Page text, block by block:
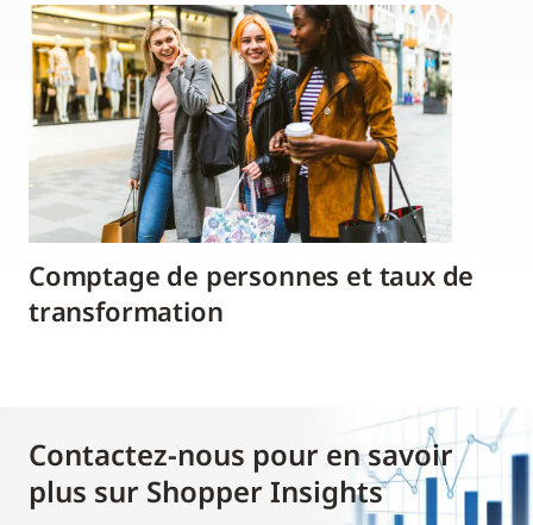
Comptage de personnes et taux de
transformation
Contactez-nous pour en savoir
plus sur Shopper Insights